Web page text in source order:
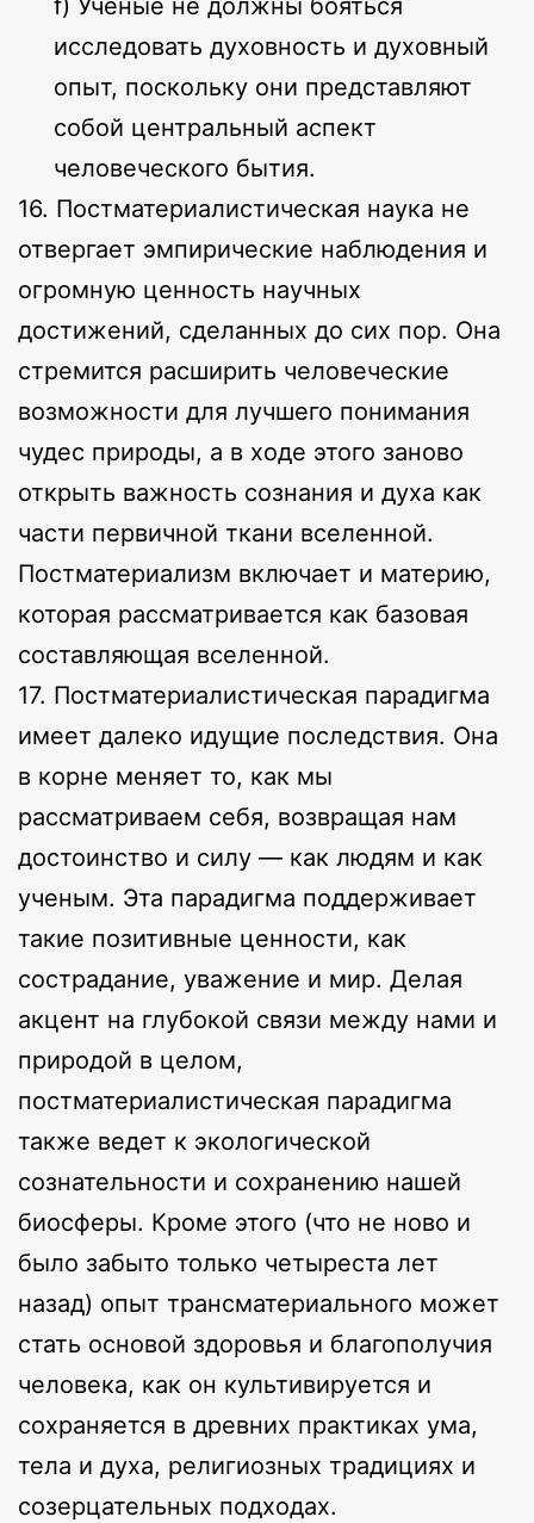
f) Ученые не должны бояться
исследовать духовность и духовный
опыт, поскольку они представляют
собой центральный аспект
человеческого бытия.
16. Постматериалистическая наука не
отвергает эмпирические наблюдения и
огромную ценность научных
достижений, сделанных до сих пор. Она
стремится расширить человеческие
возможности для лучшего понимания
чудес природы, а в ходе этого заново
открыть важность сознания и духа как
части первичной ткани вселенной.
Постматериализм включает и материю,
которая рассматривается как базовая
составляющая вселенной.
17. Постматериалистическая парадигма
имеет далеко идущие последствия. Она
в корне меняет то, как мы
рассматриваем себя, возвращая нам
достоинство и силу — как людям и как
ученым. Эта парадигма поддерживает
такие позитивные ценности, как
сострадание, уважение и мир. Делая
акцент на глубокой связи между нами и
природой в целом,
постматериалистическая парадигма
также ведет к экологической
сознательности и сохранению нашей
биосферы. Кроме этого (что не ново и
было забыто только четыреста лет
назад) опыт трансматериального может
стать основой здоровья и благополучия
человека, как он культивируется и
сохраняется в древних практиках ума,
тела и духа, религиозных традициях и
созерцательных подходах.